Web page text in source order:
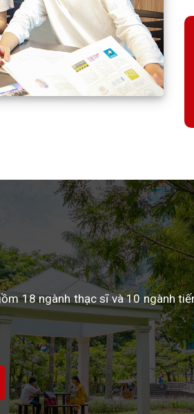
18 ngành thạc sĩ và 10 ngành